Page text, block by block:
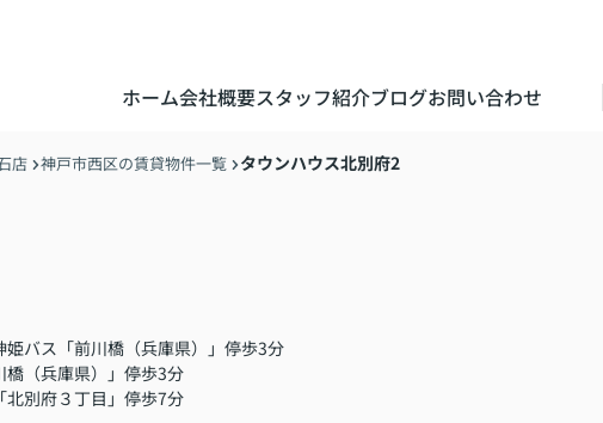
ホーム会社概要スタッフ紹介ブログお問い合わせ
店 神戸市西区の賃貸物件一覧 タウンハウス北別府2
バス「前川橋（兵庫県）」停歩3分
（兵庫県）」停歩3分
別府３丁目」停歩7分